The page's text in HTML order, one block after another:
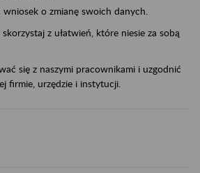
wniosek o zmianę swoich danych.
z ułatwień, które niesie za sobą
się z naszymi pracownikami i uzgodnić
firmie, urzędzie i instytucji.